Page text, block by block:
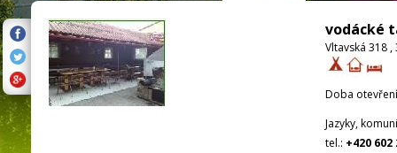
vodácké
Vltavská 318
Doba
Jazyky,
tel.: +420 602